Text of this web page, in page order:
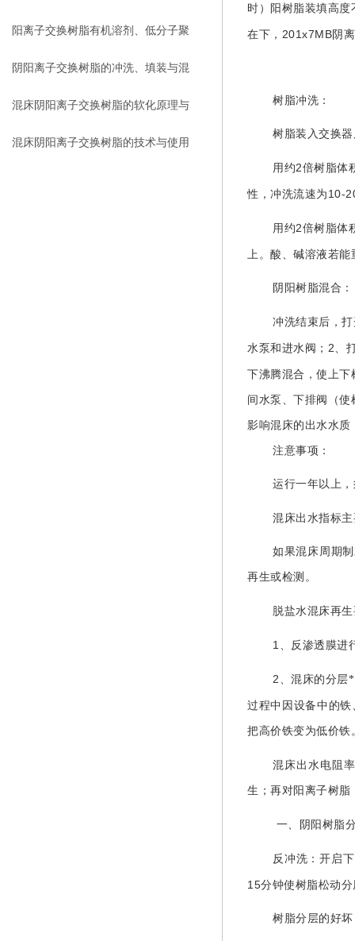
注意什么？
阳离子交换树脂有机溶剂、低分子聚
合物及有机杂质的去除
阴阳离子交换树脂的冲洗、填装与混
合
混床阴阳离子交换树脂的软化原理与
再生方式
混床阴阳离子交换树脂的技术与使用
时）阳树脂装填高
在下， 201x7MB 阴
树脂冲洗：
树脂装入交换
用约2倍树脂体
性，冲洗流速为 10-
用约2倍树脂体
上。酸、碱溶液若能
阴阳树脂混合：
冲洗结束后，
水泵和进水阀； 2、
下沸腾混合，使上
间水泵、下排阀（
影响混床的出水水
注意事项：
运行一年以上
混床出水指标
如果混床周期
再生或检测。
脱盐水混床再
1 、反渗透膜进
2 、混床的分层
过程中因设备中的
把高价铁变为低价
混床出水电阻
生；再对阳离子树
一、阴阳树脂
反冲洗：开启
15分钟使树脂松动
树脂分层的好